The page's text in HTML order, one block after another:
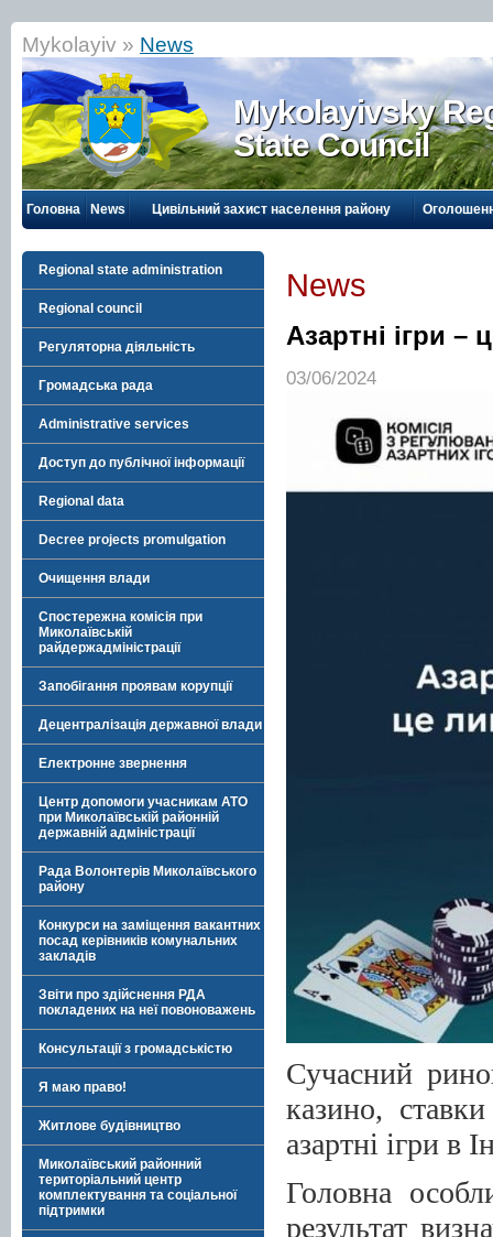
Mykolayiv » News
Mykolayivsky
State Council
Головна News Цивільний захист населення району
Regional state administration
Regional council
Регуляторна діяльність
Громадська рада
Administrative services
Доступ до публічної інформації
Regional data
Decree projects promulgation
Очищення влади
Спостережна комісія при
Миколаївській
райдержадміністрації
Запобігання проявам корупції
Децентралізація державної влади
Електронне звернення
Центр допомоги учасникам АТО
при Миколаївській районній
державній адміністрації
Рада Волонтерів Миколаївського
району
Конкурси на заміщення вакантних
посад керівників комунальних
закладів
Звіти про здійснення РДА
покладених на неї повоноважень
Консультації з громадськістю
Я маю право!
Житлове будівництво
Миколаївський районний
територіальний центр
комплектування та соціальної
підтримки
News
Азартні ігри –
03/06/2024
Сучасний
казино,
азартні ігри в
Головна
результат